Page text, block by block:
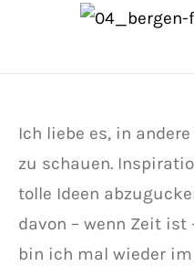
Ich liebe es, in
zu schauen.
tolle Ideen
davon – wenn Zeit ist
bin ich mal wieder